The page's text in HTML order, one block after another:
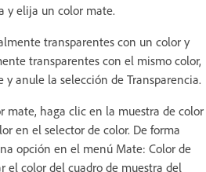
y elija un color mate.
transparentes con un color y
transparentes con el mismo color,
anule la selección de Transparencia.
mate, haga clic en la muestra de color
en el selector de color. De forma
opción en el menú Mate: Color de
el color del cuadro de muestra del